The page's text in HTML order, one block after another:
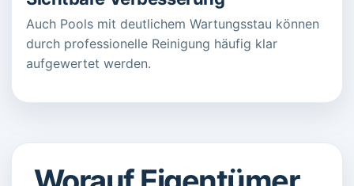
Auch Pools mit deutlichem Wartungsstau können
durch professionelle Reinigung häufig klar
aufgewertet werden.